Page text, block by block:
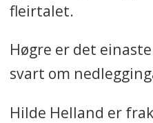
fleirtalet.
Høgre er det
svart om
Hilde Helland er